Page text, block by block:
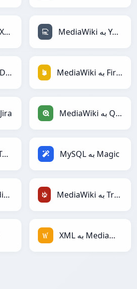
MediaWiki به XML MediaWiki به YAML
MediaWiki به DAX MediaWiki به Firebase
MediaWiki به Jira MediaWiki به Qlik
MediaWiki به Textile MySQL به Magic
MySQL به MediaWiki MediaWiki به TracWiki
XML به MediaWiki